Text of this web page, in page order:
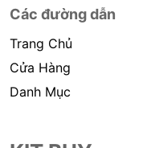
Các đường dẫn
Trang Chủ
Cửa Hàng
Danh Mục